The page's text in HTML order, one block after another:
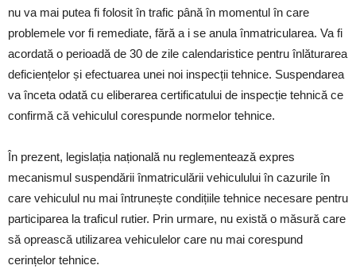
nu va mai putea fi folosit în trafic până în momentul în care
problemele vor fi remediate, fără a i se anula înmatricularea. Va fi
acordată o perioadă de 30 de zile calendaristice pentru înlăturarea
deficiențelor și efectuarea unei noi inspecții tehnice. Suspendarea
va înceta odată cu eliberarea certificatului de inspecție tehnică ce
confirmă că vehiculul corespunde normelor tehnice.
În prezent, legislația națională nu reglementează expres
mecanismul suspendării înmatriculării vehiculului în cazurile în
care vehiculul nu mai întrunește condițiile tehnice necesare pentru
participarea la traficul rutier. Prin urmare, nu există o măsură care
să oprească utilizarea vehiculelor care nu mai corespund
cerințelor tehnice.